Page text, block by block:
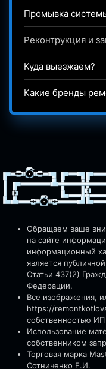
Промывка
Реконтрукция и
Куда выезжаем?
Какие бренды
Обращаем ваше
на сайте
информационный
является
Статьи 437(2)
Федерации.
Все изображения,
https://
собственностью
Использование
собственником
Торговая марка
Сотниченко Е.И.